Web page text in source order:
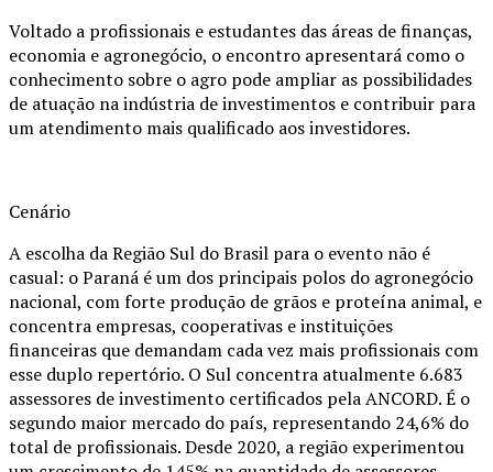
Voltado a profissionais e estudantes das áreas de finanças,
economia e agronegócio, o encontro apresentará como o
conhecimento sobre o agro pode ampliar as possibilidades
de atuação na indústria de investimentos e contribuir para
um atendimento mais qualificado aos investidores.
Cenário
A escolha da Região Sul do Brasil para o evento não é
casual: o Paraná é um dos principais polos do agronegócio
nacional, com forte produção de grãos e proteína animal, e
concentra empresas, cooperativas e instituições
financeiras que demandam cada vez mais profissionais com
esse duplo repertório. O Sul concentra atualmente 6.683
assessores de investimento certificados pela ANCORD. É o
segundo maior mercado do país, representando 24,6% do
total de profissionais. Desde 2020, a região experimentou